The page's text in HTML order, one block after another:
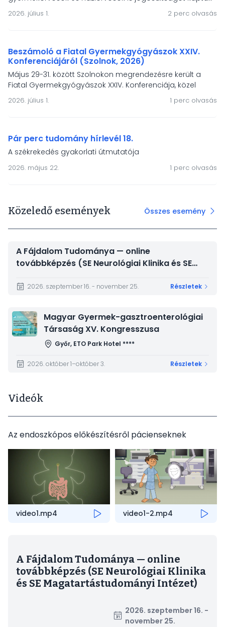
a szöveti transzglutamináz elleni antitest vizsgálat
elvégeztetésére coeliakia gyanú esetén. Állásfoglalásunk
épülő népességszűrés szükséges.
2026. július 1. 2 perc olvasás
Beszámoló a Fiatal Gyermekgyógyászok XXIV.
Konferenciájáról (Szolnok, 2026)
Május 29-31. között Szolnokon megrendezésre került a
Fiatal Gyermekgyógyászok XXIV. Konferenciája, közel
kétszáz résztvevővel és 90 szakmai előadással. Az MGYGT
két díjat ajánlott fel a legkiválóbb előadóknak – a
Géza Kórház).
2026. július 1. 1 perc olvasás
Pár perc tudomány hírlevél 18.
A székrekedés gyakorlati útmutatója
2026. május 22. 1 perc olvasás
Közeledő események
A Fájdalom Tudománya — online
továbbképzés (SE Neurológiai Klinika és SE
2026. szeptember 16. - november 25. Részletek
Kép
Magyar Gyermek-gasztroenterológiai
Társaság XV. Kongresszusa
Győr, ETO Park Hotel ****
2026. október 1–október 3. Részletek
Összes esemény
Videók
Az endoszkópos előkészítésről pácienseknek
video1.mp4 video1-2.mp4
A Fájdalom Tudománya — online
továbbképzés (SE Neurológiai Klinika
és SE Magatartástudományi Intézet)
2026. szeptember 16. -
november 25.